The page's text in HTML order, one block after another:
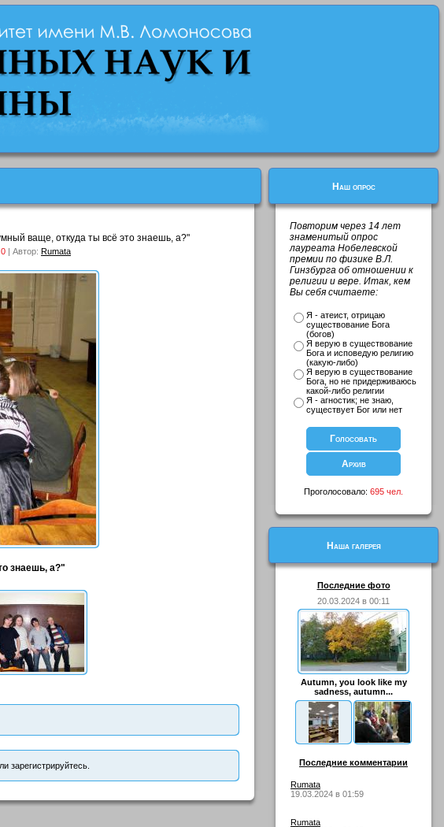
ваще, откуда ты всё это знаешь, а?"
0 | Автор: Rumata
знаешь, а?"
зарегистрируйтесь.
Наш опрос
Повторим через 14 лет
знаменитый опрос
лауреата Нобелевской
премии по физике В.Л.
Гинзбурга об отношении к
религии и вере. Итак, кем
Вы себя считаете:
Я - атеист, отрицаю
существование Бога
(богов)
Я верую в существование
Бога и исповедую религию
(какую-либо)
Я верую в существование
Бога, но не придерживаюсь
какой-либо религии
Я - агностик; не знаю,
существует Бог или нет
Проголосовало: 695 чел.
Наша галерея
Последние фото
20.03.2024 в 00:11
Autumn, you look like my
sadness, autumn...
Последние комментарии
Rumata
19.03.2024 в 01:59
Rumata